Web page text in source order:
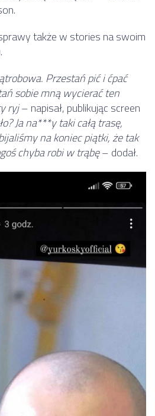
także w stories na swoim
Przestań pić i ćpać
sobie mną wycierać ten
ryj– napisał, publikując screen
Ja na***y taki całą trasę,
na koniec piątki, że tak
chyba robi w trąbę– dodał.